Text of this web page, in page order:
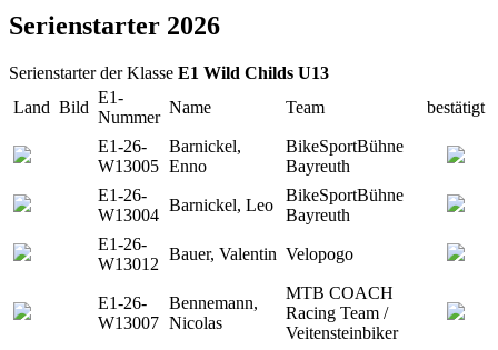
Serienstarter 2026
Serienstarter der Klasse E1 Wild Childs U13
Land Bild
E1-
Nummer
Name Team bestätigt
E1-26-
W13005
Barnickel,
Enno
BikeSportBühne
Bayreuth
E1-26-
W13004
Barnickel, Leo
BikeSportBühne
Bayreuth
E1-26-
W13012
Bauer, Valentin Velopogo
E1-26-
W13007
Bennemann,
Nicolas
MTB COACH
Racing Team /
Veitensteinbiker